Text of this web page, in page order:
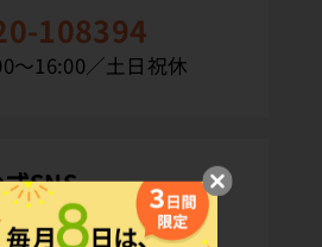
108394
〜16:00／土日祝休
SNS